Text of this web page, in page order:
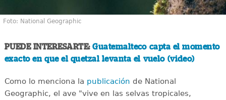
Foto: National Geographic
PUEDE INTERESARTE:Guatemalteco capta el momento
exacto en que el quetzal levanta el vuelo (video)
Como lo menciona la publicación de National
Geographic, el ave "vive en las selvas tropicales,